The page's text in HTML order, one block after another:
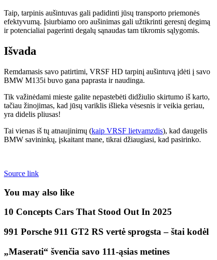
Taip, tarpinis aušintuvas gali padidinti jūsų transporto priemonės
efektyvumą. Įsiurbiamo oro aušinimas gali užtikrinti geresnį degimą
ir potencialiai pagerinti degalų sąnaudas tam tikromis sąlygomis.
Išvada
Remdamasis savo patirtimi, VRSF HD tarpinį aušintuvą įdėti į savo
BMW M135i buvo gana paprasta ir naudinga.
Tik važinėdami mieste galite nepastebėti didžiulio skirtumo iš karto,
tačiau žinojimas, kad jūsų variklis išlieka vėsesnis ir veikia geriau,
yra didelis pliusas!
Tai vienas iš tų atnaujinimų (kaip VRSF lietvamzdis), kad daugelis
BMW savininkų, įskaitant mane, tikrai džiaugiasi, kad pasirinko.
Source link
You may also like
10 Concepts Cars That Stood Out In 2025
991 Porsche 911 GT2 RS vertė sprogsta – štai kodėl
„Maserati“ švenčia savo 111-ąsias metines